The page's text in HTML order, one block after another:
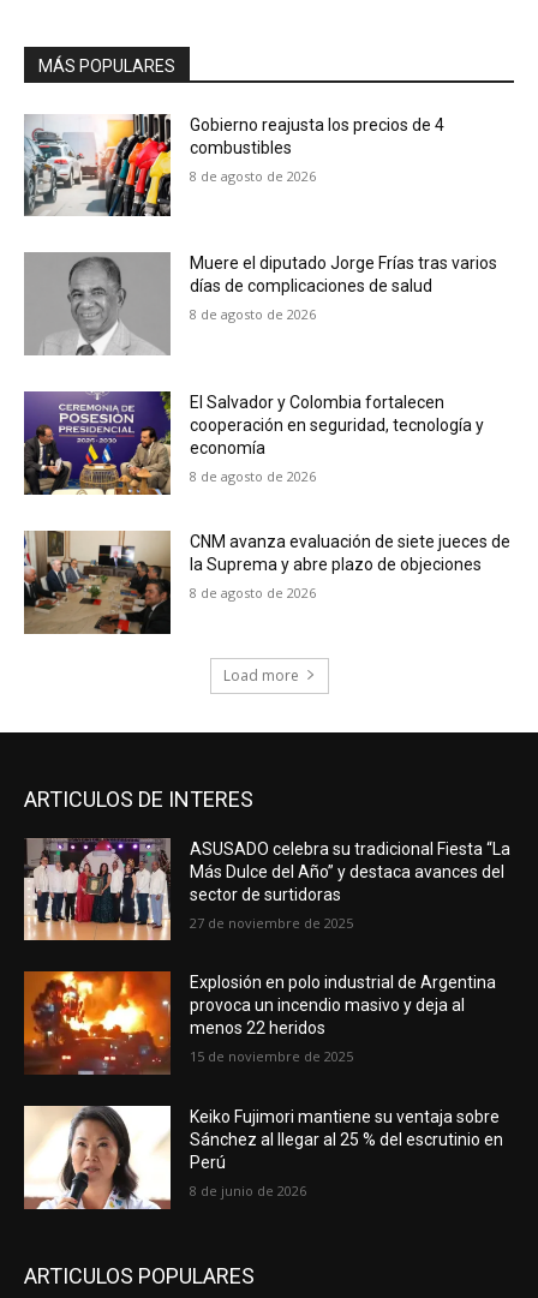
MÁS POPULARES
Gobierno reajusta los precios de 4
combustibles
8 de agosto de 2026
Muere el diputado Jorge Frías tras varios
días de complicaciones de salud
8 de agosto de 2026
El Salvador y Colombia fortalecen
cooperación en seguridad, tecnología y
economía
8 de agosto de 2026
CNM avanza evaluación de siete jueces de
la Suprema y abre plazo de objeciones
8 de agosto de 2026
Load more
ARTICULOS DE INTERES
ASUSADO celebra su tradicional Fiesta “La
Más Dulce del Año” y destaca avances del
sector de surtidoras
27 de noviembre de 2025
Explosión en polo industrial de Argentina
provoca un incendio masivo y deja al
menos 22 heridos
15 de noviembre de 2025
Keiko Fujimori mantiene su ventaja sobre
Sánchez al llegar al 25 % del escrutinio en
Perú
8 de junio de 2026
ARTICULOS POPULARES